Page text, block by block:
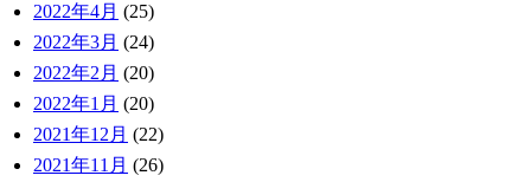
2022年4月 (25)
2022年3月 (24)
2022年2月 (20)
2022年1月 (20)
2021年12月 (22)
2021年11月 (26)